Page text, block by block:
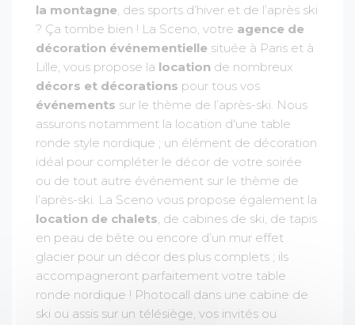
la montagne , des sports d’hiver et de l’après ski
? Ça tombe bien ! La Sceno, votre agence de
décoration événementielle située à Paris et à
Lille, vous propose la location de nombreux
décors et décorations pour tous vos
événements sur le thème de l’après-ski. Nous
assurons notamment la location d'une table
ronde style nordique ; un élément de décoration
idéal pour compléter le décor de votre soirée
ou de tout autre événement sur le thème de
l’après-ski. La Sceno vous propose également la
location de chalets , de cabines de ski, de tapis
en peau de bête ou encore d’un mur effet
glacier pour un décor des plus complets ; ils
accompagneront parfaitement votre table
ronde nordique ! Photocall dans une cabine de
ski ou assis sur un télésiège, vos invités ou